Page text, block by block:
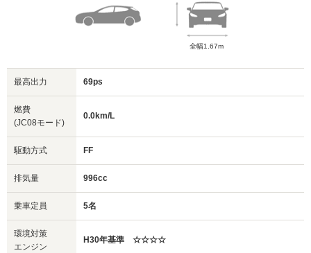
全幅1.67m
最高出力 69ps
燃費
(JC08モード)
0.0km/L
駆動方式 FF
排気量 996cc
乗車定員 5名
環境対策
エンジン
H30年基準 ☆☆☆☆